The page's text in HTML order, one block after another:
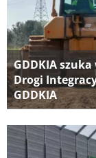
GDDKIA
Drogi
GDDKIA